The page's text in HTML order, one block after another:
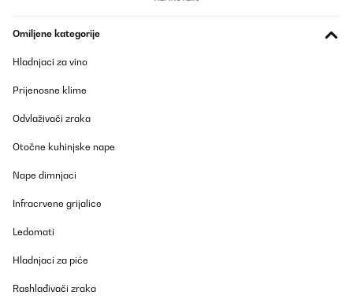
Omiljene kategorije
Hladnjaci za vino
Prijenosne klime
Odvlaživači zraka
Otočne kuhinjske nape
Nape dimnjaci
Infracrvene grijalice
Ledomati
Hladnjaci za piće
Rashlađivači zraka